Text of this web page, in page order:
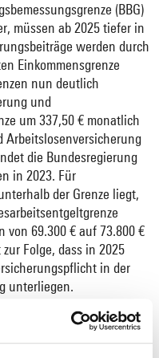
(BBG)
müssen ab 2025 tiefer in
werden durch
Einkommensgrenze
nun deutlich
und
um 337,50 € monatlich
Arbeitslosenversicherung
die Bundesregierung
in 2023. Für
der Grenze liegt,
von 69.300 € auf 73.800 €
Folge, dass in 2025
in der
unterliegen.
des Schätzerkreises
Das
des Bundesministeriums